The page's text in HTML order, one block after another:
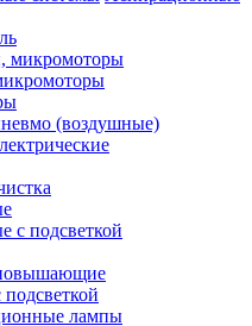
(воздушные)
с подсветкой